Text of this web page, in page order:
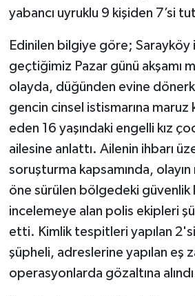
yabancı uyruklu 9 kişiden 7’si
Edinilen bilgiye göre; Sarayköy
geçtiğimiz Pazar günü akşamı
olayda, düğünden evine
gencin cinsel istismarına maruz
eden 16 yaşındaki engelli kız
ailesine anlattı. Ailenin ihbarı
soruşturma kapsamında,
öne sürülen bölgedeki güvenlik
incelemeye alan polis ekipleri
etti. Kimlik tespitleri yapılan
şüpheli, adreslerine yapılan eş
operasyonlarda gözaltına